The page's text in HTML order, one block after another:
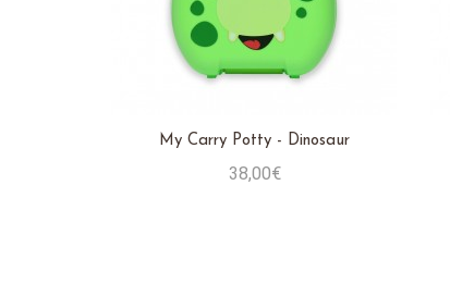
My Carry Potty - Dinosaur
38,00€